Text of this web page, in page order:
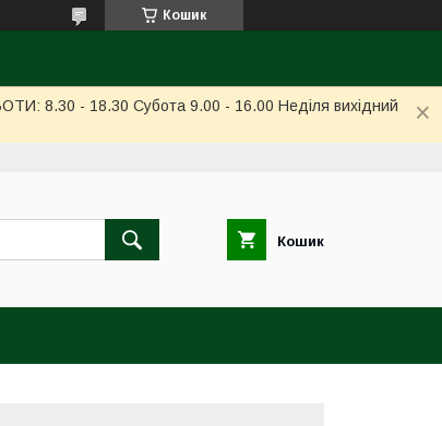
Кошик
8.30 - 18.30 Субота 9.00 - 16.00 Неділя вихідний
Кошик